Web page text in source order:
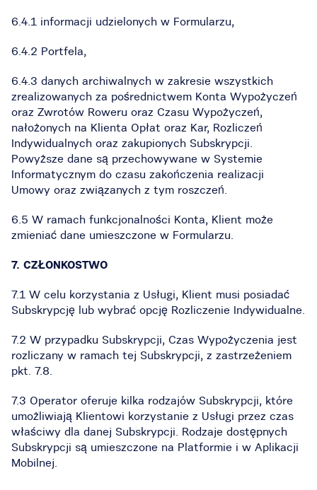
6.4.1 informacji udzielonych w Formularzu,
6.4.2 Portfela,
6.4.3 danych archiwalnych w zakresie wszystkich
zrealizowanych za pośrednictwem Konta Wypożyczeń
oraz Zwrotów Roweru oraz Czasu Wypożyczeń,
nałożonych na Klienta Opłat oraz Kar, Rozliczeń
Indywidualnych oraz zakupionych Subskrypcji.
Powyższe dane są przechowywane w Systemie
Informatycznym do czasu zakończenia realizacji
Umowy oraz związanych z tym roszczeń.
6.5 W ramach funkcjonalności Konta, Klient może
zmieniać dane umieszczone w Formularzu.
7. CZŁONKOSTWO
7.1 W celu korzystania z Usługi, Klient musi posiadać
Subskrypcję lub wybrać opcję Rozliczenie Indywidualne.
7.2 W przypadku Subskrypcji, Czas Wypożyczenia jest
rozliczany w ramach tej Subskrypcji, z zastrzeżeniem
pkt. 7.8.
7.3 Operator oferuje kilka rodzajów Subskrypcji, które
umożliwiają Klientowi korzystanie z Usługi przez czas
właściwy dla danej Subskrypcji. Rodzaje dostępnych
Subskrypcji są umieszczone na Platformie i w Aplikacji
Mobilnej.